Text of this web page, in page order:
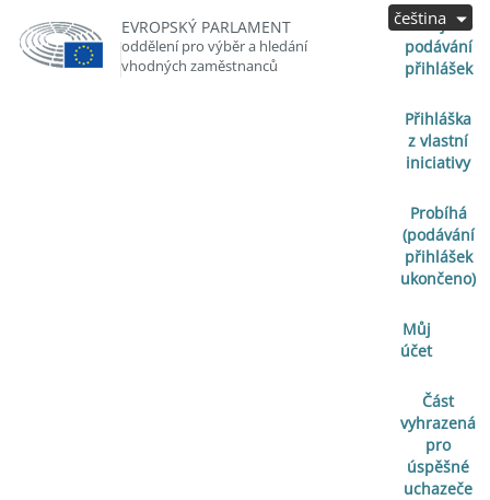
EVROPSKÝ PARLAMENT
oddělení pro výběr a hledání
vhodných zaměstnanců
Zahájeno
podávání
přihlášek
Přihláška
z vlastní
iniciativy
Probíhá
(podávání
přihlášek
ukončeno)
Můj
účet
Část
vyhrazená
pro
úspěšné
uchazeče
čeština